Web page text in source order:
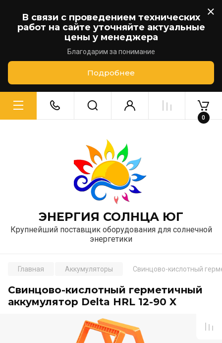
В связи с проведением технических
работ на сайте уточняйте актуальные
цены у менеджера
Благодарим за понимание
Подробнее
ЭНЕРГИЯ СОЛНЦА ЮГ
Крупнейший поставщик оборудования для солнечной
энергетики
0
Главная Аккумуляторы Свинцово-кислотный
Свинцово-кислотный герметичный
аккумулятор Delta HRL 12-90 X